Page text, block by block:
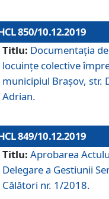
850/10.12.2019
Titlu: Documentaţia
locuințe colective
municipiul Braşov, str.
Adrian.
849/10.12.2019
Titlu: Aprobarea
Delegare a Gestiunii
Călători nr. 1/2018.